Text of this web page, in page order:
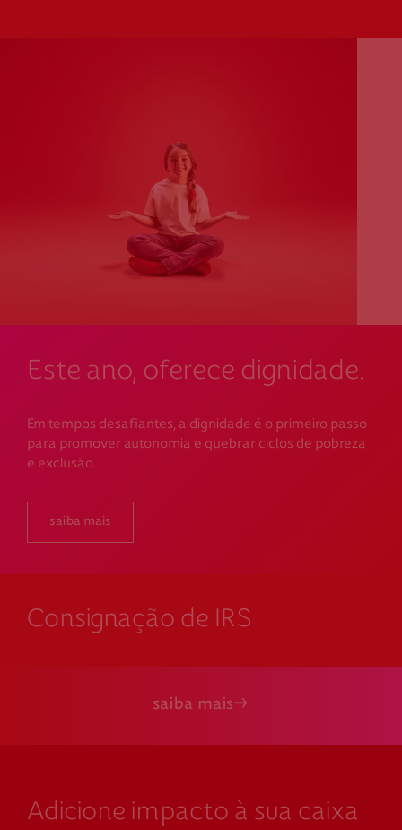
Este ano, oferece dignidade.
Em tempos desafiantes, a dignidade é o primeiro passo
para promover autonomia e quebrar ciclos de pobreza
e exclusão.
saiba mais
Consignação de IRS
saiba mais
Adicione impacto à sua caixa